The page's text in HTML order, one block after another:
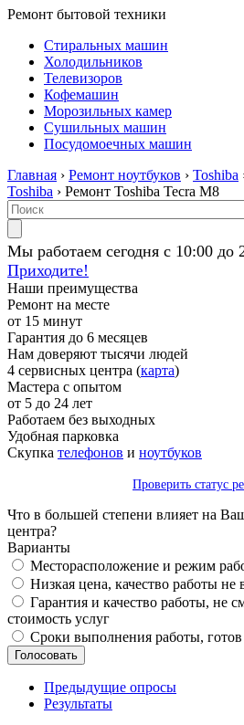
Ремонт бытовой техники
Стиральных машин
Холодильников
Телевизоров
Кофемашин
Морозильных камер
Сушильных машин
Посудомоечных машин
Главная › Ремонт ноутбуков › Toshiba
Toshiba › Ремонт Toshiba Tecra M8
Мы работаем сегодня с 10:00 до
Приходите!
Наши преимущества
Ремонт на месте
от 15 минут
Гарантия до 6 месяцев
Нам доверяют тысячи людей
4 сервисных центра (карта)
Мастера с опытом
от 5 до 24 лет
Работаем без выходных
Удобная парковка
Скупка телефонов и ноутбуков
Проверить статус
Что в большей степени влияет на
центра?
Варианты
Месторасположение и режим
Низкая цена, качество работы не
Гарантия и качество работы, не
стоимость услуг
Сроки выполнения работы, готов
Предыдущие опросы
Результаты